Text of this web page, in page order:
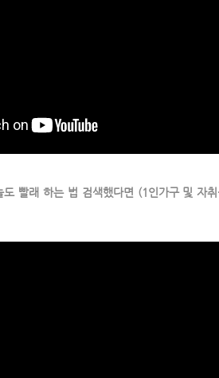
빨래 하는 법 검색했다면 (1인가구 및 자